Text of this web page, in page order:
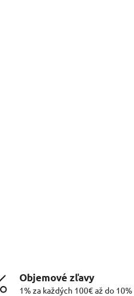
Objemové zľavy
1% za každých 100€ až do 10%